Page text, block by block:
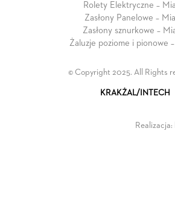
Rolety Elektryczne –
Zasłony Panelowe –
Zasłony sznurkowe –
Żaluzje poziome i pionowe
© Copyright 2025. All Rights
KRAKŻAL/INTECH
Realizacja: